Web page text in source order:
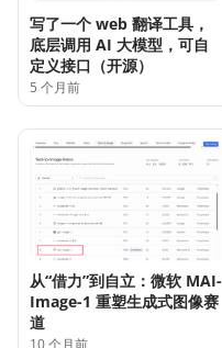
写了一个 web 翻译工具，
底层调用 AI 大模型，可自
定义接口（开源）
5 个月前
从“借力”到自立：微软 MAI-
Image-1 重塑生成式图像赛
道